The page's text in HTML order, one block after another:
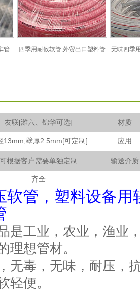
管 四季用耐候软管,外贸出口塑料管 无味四季
友联[潍六、锦华可选] 材质
13mm,壁厚2.5mm[可定制] 应用
可根据客户需要单独定制 输送介质
齐全
软管，塑料设备用
是工业，农业，渔业
理想管材。
无毒，无味，耐压，
轻便。